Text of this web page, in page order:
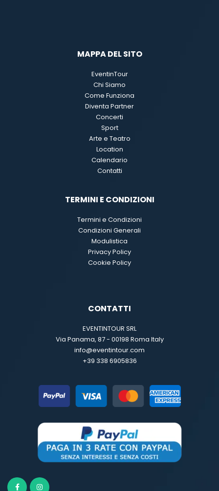
MAPPA DEL SITO
EventinTour
Chi Siamo
Come Funziona
Diventa Partner
Concerti
Sport
Arte e Teatro
Location
Calendario
Contatti
TERMINI E CONDIZIONI
Termini e Condizioni
Condizioni Generali
Modulistica
Privacy Policy
Cookie Policy
CONTATTI
EVENTINTOUR SRL
Via Panama, 87 - 00198 Roma Italy
info@eventintour.com
+39 338 6905836